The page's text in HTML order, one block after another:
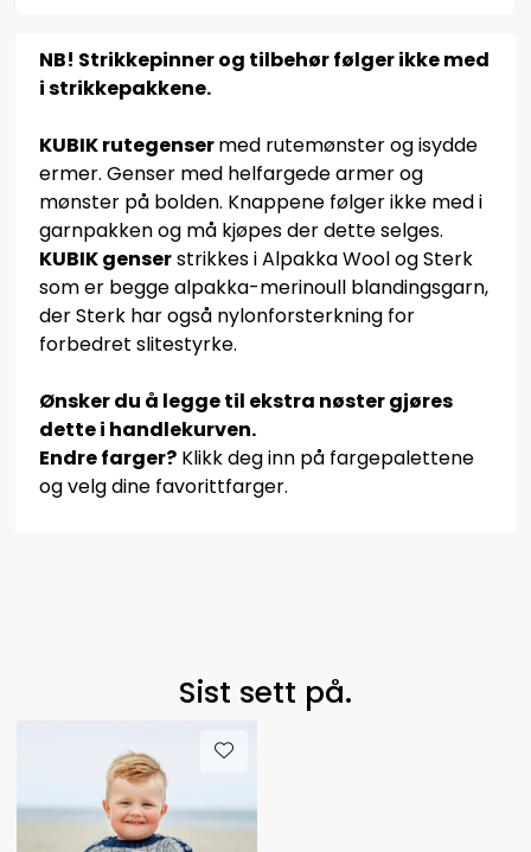
NB! Strikkepinner og tilbehør følger ikke med
i strikkepakkene.
KUBIK rutegensermed rutemønster og isydde
ermer. Genser med helfargede armer og
mønster på bolden. Knappene følger ikke med i
garnpakken og må kjøpes der dette selges.
KUBIK genserstrikkes i Alpakka Wool og Sterk
som er begge alpakka-merinoull blandingsgarn,
der Sterk har også nylonforsterkning for
forbedret slitestyrke.
Ønsker du å legge til ekstra nøster gjøres
dette i handlekurven.
Endre farger? Klikk deg inn på fargepalettene
og velg dine favorittfarger.
Sist sett på.